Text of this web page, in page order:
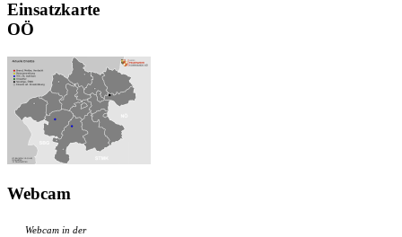
Einsatzkarte
OÖ
Webcam
Webcam in der